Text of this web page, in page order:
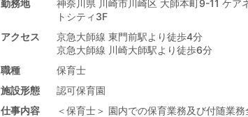
勤務地
神奈川県 川崎市川崎区 大師本町9-11 ケア
トシティ3F
アクセス
京急大師線 東門前駅より徒歩4分
京急大師線 川崎大師駅より徒歩6分
職種
保育士
施設形態
認可保育園
仕事内容
＜保育士＞ 園内での保育業務及び付随業務